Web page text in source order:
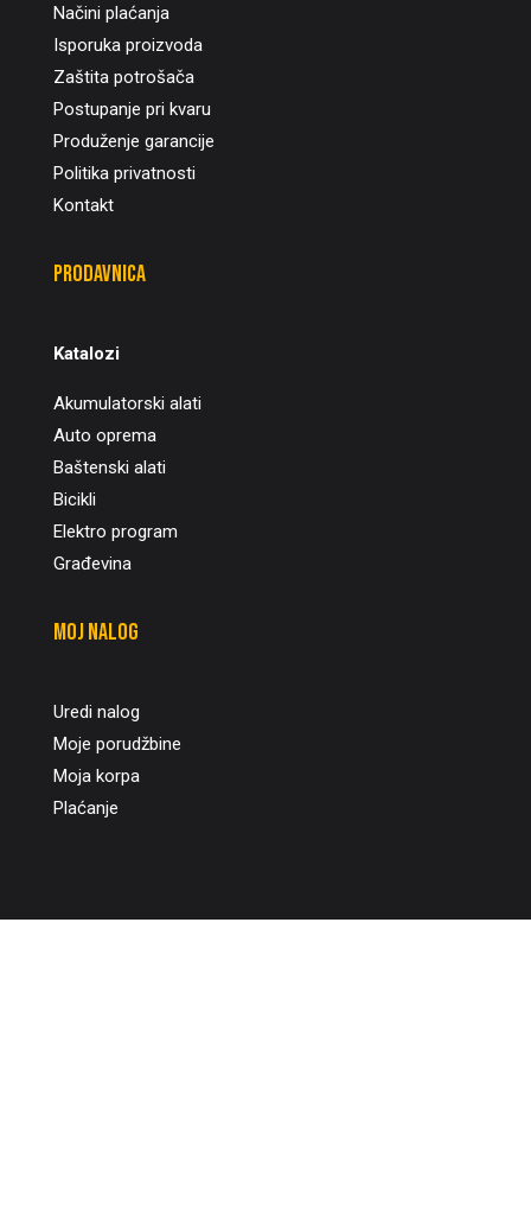
Načini plaćanja
Isporuka proizvoda
Zaštita potrošača
Postupanje pri kvaru
Produženje garancije
Politika privatnosti
Kontakt
Prodavnica
Katalozi
Akumulatorski alati
Auto oprema
Baštenski alati
Bicikli
Elektro program
Građevina
Moj nalog
Uredi nalog
Moje porudžbine
Moja korpa
Plaćanje